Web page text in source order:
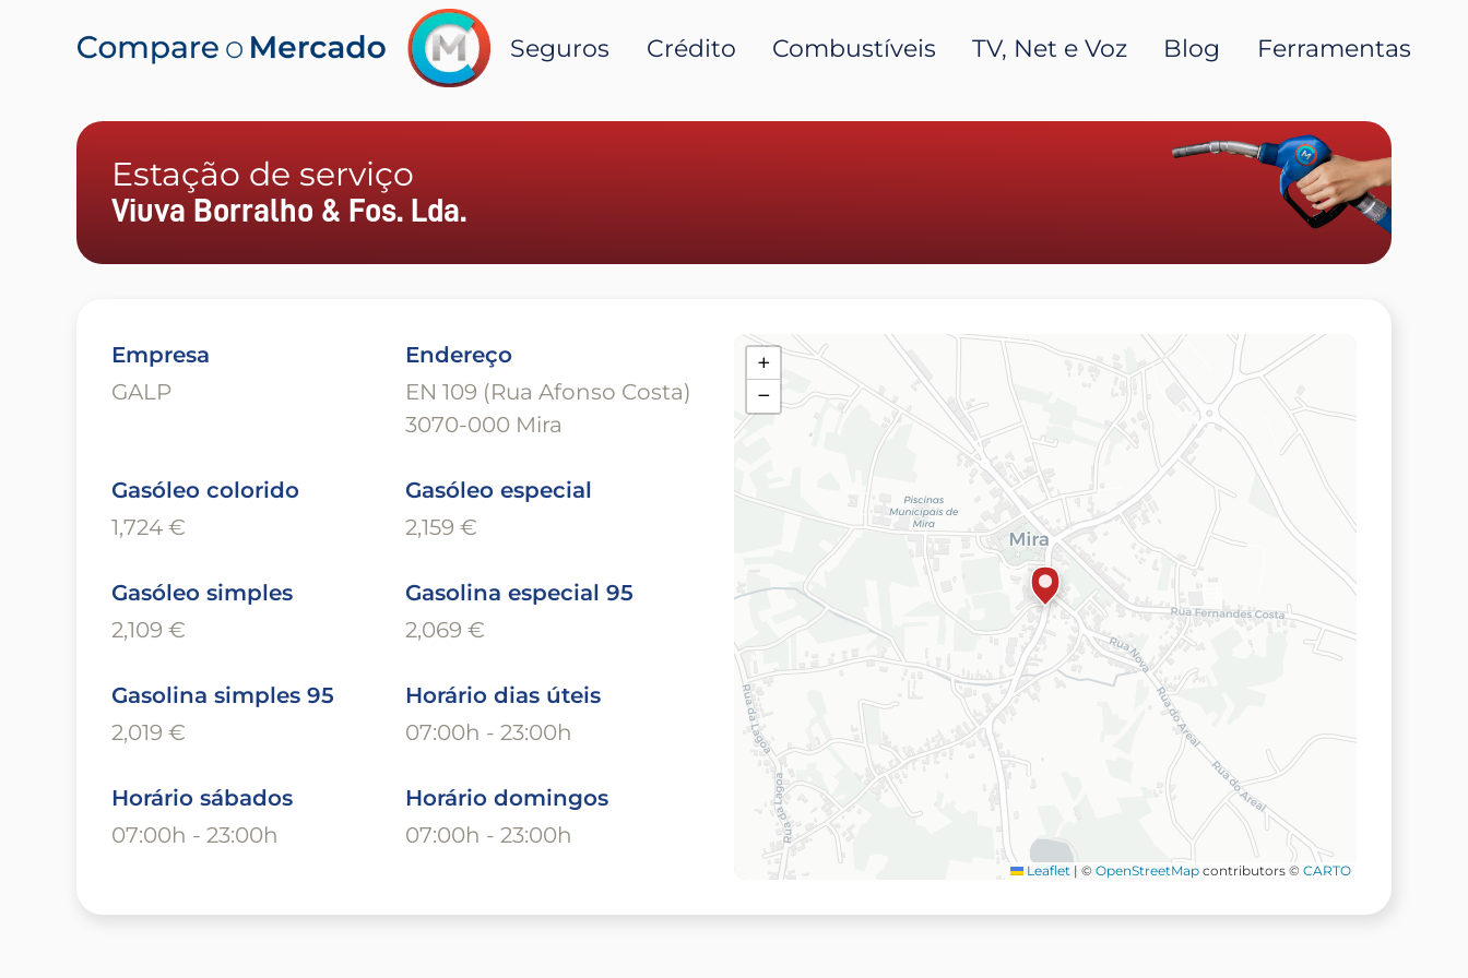
Seguros Crédito Combustíveis TV, Net e Voz Blog Ferramentas
Estação de serviço
Viuva Borralho & Fos. Lda.
Empresa
GALP
Endereço
EN 109 (Rua Afonso Costa)
3070-000 Mira
Gasóleo colorido
1,724 €
Gasóleo especial
2,159 €
Gasóleo simples
2,109 €
Gasolina especial 95
2,069 €
Gasolina simples 95
2,019 €
Horário dias úteis
07:00h - 23:00h
Horário sábados
07:00h - 23:00h
Horário domingos
07:00h - 23:00h
+
−
Leaflet | © OpenStreetMap contributors © CARTO